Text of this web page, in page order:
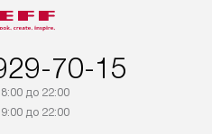
материалы
70-15
до 22:00
до 22:00